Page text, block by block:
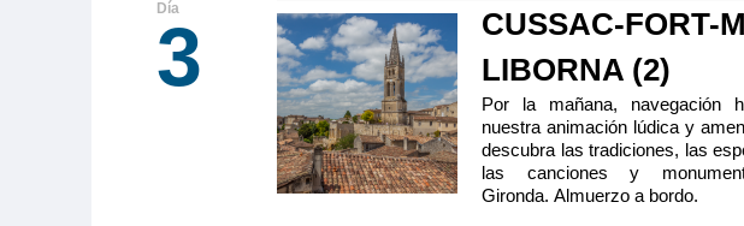
Quedan 2
privados, toallas incluidas), secador, televisión, caja fuerte y
radio. Situado en el puente principal con ojo de buey.
Tamaño Ocupación máxima
2
3
CUSSAC-FORT-
LIBORNA (2)
Por la mañana, navegación
nuestra animación lúdica y
descubra las tradiciones, las
las canciones y
Gironda. Almuerzo a bordo.